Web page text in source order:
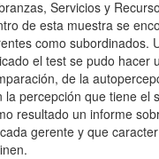
Servicios y
de esta muestra se
como subordinados.
el test se pudo hacer
de la
la percepción que tiene el
resultado un informe
gerente y que